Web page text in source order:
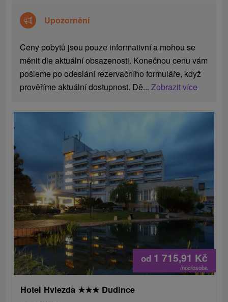
Upozornění
Ceny pobytů jsou pouze informativní a mohou se
měnit dle aktuální obsazenosti. Konečnou cenu vám
pošleme po odeslání rezervačního formuláře, když
prověříme aktuální dostupnost. Dě...Zobrazit více
od 1 715,91 Kč
/noc/osoba
Hotel Hviezda ★★★ Dudince